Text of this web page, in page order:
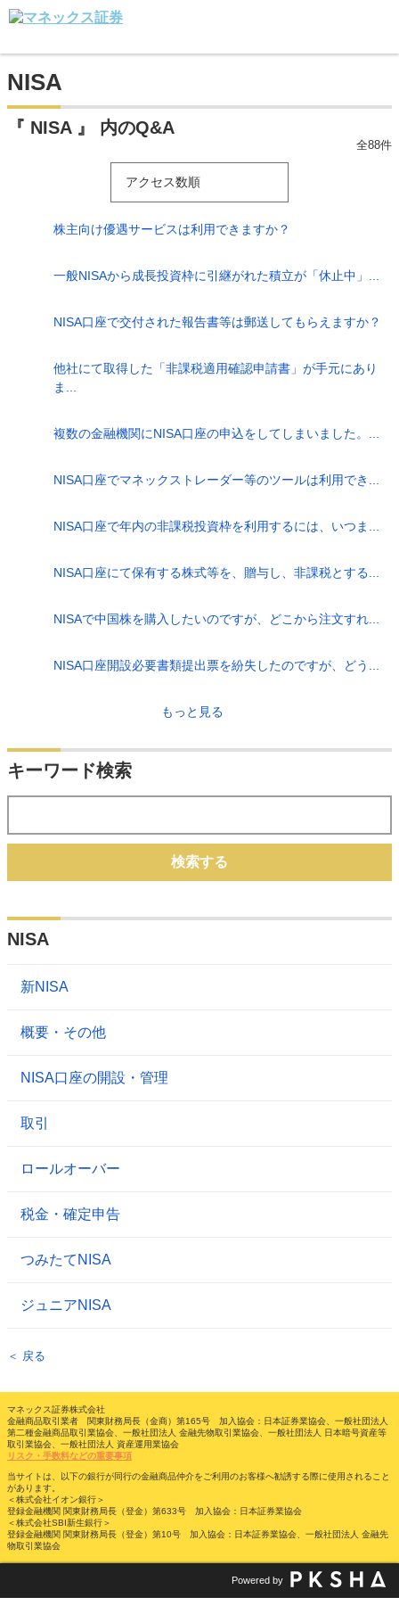
NISA
『 NISA 』 内のQ&A
全88件
アクセス数順
株主向け優遇サービスは利用できますか？
一般NISAから成長投資枠に引継がれた積立が「休止中」...
NISA口座で交付された報告書等は郵送してもらえますか？
他社にて取得した「非課税適用確認申請書」が手元にあり
ま...
複数の金融機関にNISA口座の申込をしてしまいました。...
NISA口座でマネックストレーダー等のツールは利用でき...
NISA口座で年内の非課税投資枠を利用するには、いつま...
NISA口座にて保有する株式等を、贈与し、非課税とする...
NISAで中国株を購入したいのですが、どこから注文すれ...
NISA口座開設必要書類提出票を紛失したのですが、どう...
もっと見る
キーワード検索
検索する
NISA
新NISA
概要・その他
NISA口座の開設・管理
取引
ロールオーバー
税金・確定申告
つみたてNISA
ジュニアNISA
＜ 戻る
マネックス証券株式会社
金融商品取引業者 関東財務局長（金商）第165号 加入協会：日本証券業協会、一般社団法人
第二種金融商品取引業協会、一般社団法人 金融先物取引業協会、一般社団法人 日本暗号資産等
取引業協会、一般社団法人 資産運用業協会
リスク・手数料などの重要事項
当サイトは、以下の銀行が同行の金融商品仲介をご利用のお客様へ勧誘する際に使用されること
があります。
＜株式会社イオン銀行＞
登録金融機関 関東財務局長（登金）第633号 加入協会：日本証券業協会
＜株式会社SBI新生銀行＞
登録金融機関 関東財務局長（登金）第10号 加入協会：日本証券業協会、一般社団法人 金融先
物取引業協会
Powered by